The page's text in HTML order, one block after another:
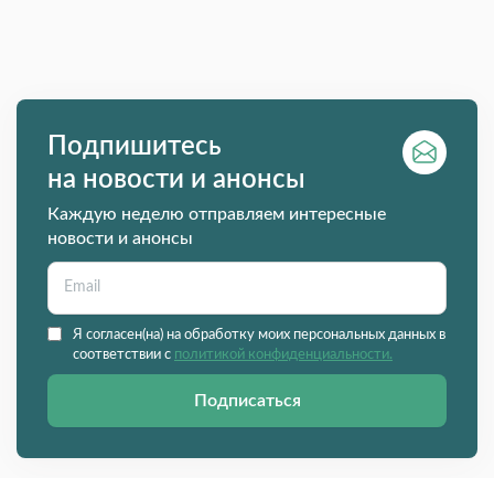
Подпишитесь
на новости и анонсы
Каждую неделю отправляем интересные
новости и анонсы
Я согласен(на) на обработку моих персональных данных в
соответствии с политикой конфиденциальности.
Подписаться